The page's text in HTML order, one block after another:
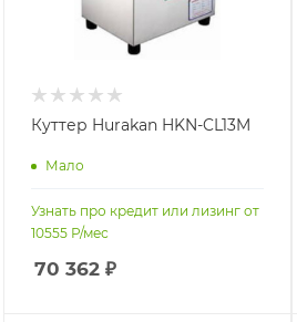
Куттер Hurakan HKN-CL13M
Мало
Узнать про кредит или лизинг от
10555 Р/мес
70 362 ₽